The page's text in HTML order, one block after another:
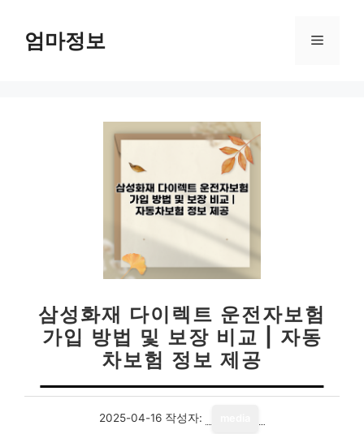
엄마정보 메
삼성화재 다이렉트 운전자보험
가입 방법 및 보장 비교 | 자동
차보험 정보 제공
2025-04-16 작성자: